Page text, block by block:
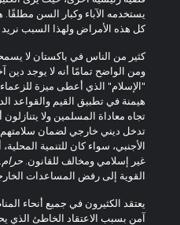
يستخدمه الآباء وكبار السن مطلقًا.
كل هذه الأمراض ولهذا السبب نريد
كثير من الناس في باكستان لا
ومن الواضح تمامًا أنه لا يوجد دين آخر
"الإسلام" الذي أعطى ميزة للزعماء
هيمنة في تطبيق القيم والقواعد الدينية.
تجاه معاداة المسلمين ولا يتنازلون
تدخل ديني خارجي لضمان سلامتهم
الأجنبي، سواء كان للتنمية المحلية، أو
غير إسلامي ومخالف للقانون.حرام.
القوية إلى رفض المساعدات الخارجية.
يعتقد الكثيرون في جميع أنحاء
آمن بسبب الاعتقاد الخاطئ الذي يحتوي